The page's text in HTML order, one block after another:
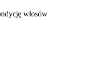
włosów